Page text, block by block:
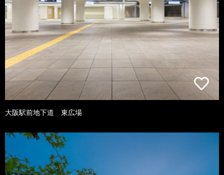
大阪駅前地下道 東広場